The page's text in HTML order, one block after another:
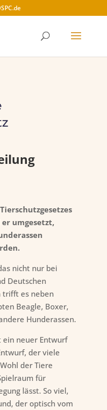
umgesetzt,
nicht nur bei
Deutschen
trifft es neben
Beagle, Boxer,
Hunderassen.
ein neuer Entwurf
der viele
der Tiere
für
lässt. So viel,
der optisch vom